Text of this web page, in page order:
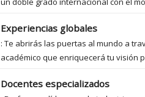
Experiencias globales
: Te abrirás las puertas al mundo a
académico que enriquecerá tu visión
Docentes especializados